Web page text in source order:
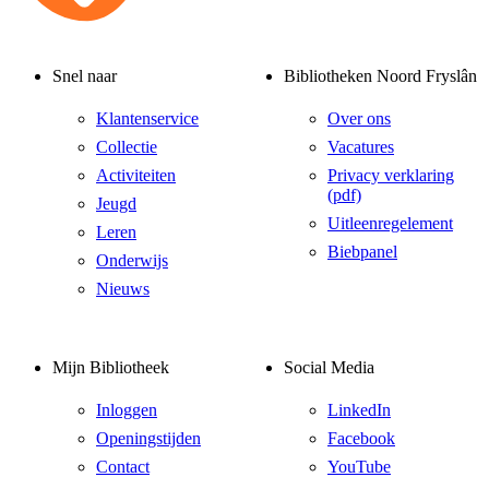
Snel naar
Klantenservice
Collectie
Activiteiten
Jeugd
Leren
Onderwijs
Nieuws
Bibliotheken Noord Fryslân
Over ons
Vacatures
Privacy verklaring
(pdf)
Uitleenregelement
Biebpanel
Mijn Bibliotheek
Inloggen
Openingstijden
Contact
Social Media
LinkedIn
Facebook
YouTube